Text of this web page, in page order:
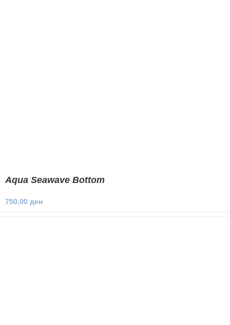
Aqua Seawave Bottom
750,00 ден